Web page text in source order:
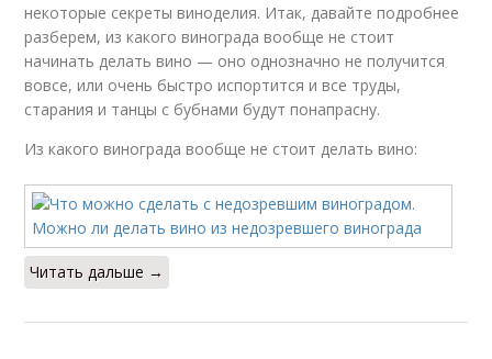
некоторые секреты виноделия. Итак, давайте подробнее
разберем, из какого винограда вообще не стоит
начинать делать вино — оно однозначно не получится
вовсе, или очень быстро испортится и все труды,
старания и танцы с бубнами будут понапрасну.
Из какого винограда вообще не стоит делать вино:
Читать дальше →